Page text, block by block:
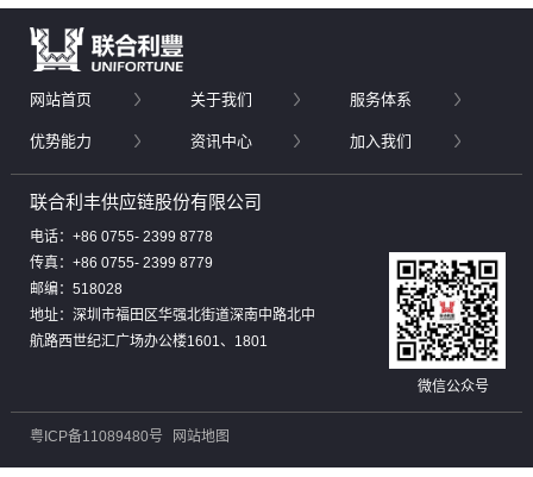
网站首页 关于我们 服务体系
优势能力 资讯中心 加入我们
联合利丰供应链股份有限公司
电话：+86 0755- 2399 8778
传真：+86 0755- 2399 8779
邮编：518028
地址：深圳市福田区华强北街道深南中路北中
航路西世纪汇广场办公楼1601、1801
微信公众号
粤ICP备11089480号 网站地图